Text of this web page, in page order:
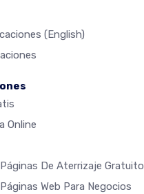
(English)
Online
De Aterrizaje Gratuito
Web Para Negocios